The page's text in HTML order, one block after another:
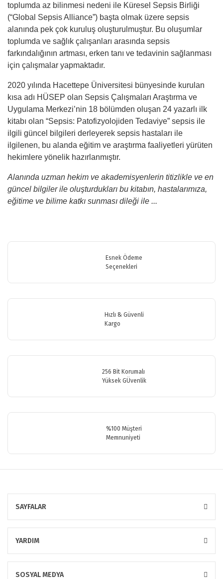
toplumda az bilinmesi nedeni ile Küresel Sepsis Birliği
(“Global Sepsis Alliance”) başta olmak üzere sepsis
alanında pek çok kuruluş oluşturulmuştur. Bu oluşumlar
toplumda ve sağlık çalışanları arasında sepsis
farkındalığının artması, erken tanı ve tedavinin sağlanması
için çalışmalar yapmaktadır.
2020 yılında Hacettepe Üniversitesi bünyesinde kurulan
kısa adı HÜSEP olan Sepsis Çalışmaları Araştırma ve
Uygulama Merkezi’nin 18 bölümden oluşan 24 yazarlı ilk
kitabı olan “Sepsis: Patofizyolojiden Tedaviye” sepsis ile
ilgili güncel bilgileri derleyerek sepsis hastaları ile
ilgilenen, bu alanda eğitim ve araştırma faaliyetleri yürüten
hekimlere yönelik hazırlanmıştır.
Alanında uzman hekim ve akademisyenlerin titizlikle ve en
güncel bilgiler ile oluşturdukları bu kitabın, hastalarımıza,
eğitime ve bilime katkı sunması dileği ile ...
Bu ürüne ilk yorumu siz yapın!
Görüş ve önerileriniz için teşekkür ederiz.
Ürün resmi kalitesiz, bozuk veya görüntülenemiyor.
Ürün fiyatı diğer sitelerden daha pahalı.
Esnek Ödeme
Seçenekleri
Hızlı & Güvenli
Kargo
256 Bit Korumalı
Yüksek GÜvenlik
%100 Müşteri
Memnuniyeti
SAYFALAR
YARDIM
SOSYAL MEDYA